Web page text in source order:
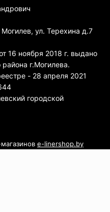
ул. Терехина д.7
16 ноября 2018 г. выдано
г.Могилева.
- 28 апреля 2021
городской
e-linershop.by